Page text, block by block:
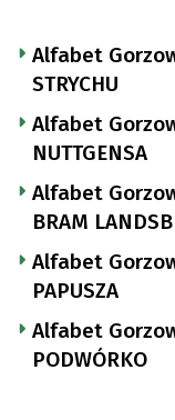
Alfabet
STRYCHU
Alfabet
NUTTGENSA
Alfabet
BRAM
Alfabet
PAPUSZA
Alfabet
PODWÓRKO